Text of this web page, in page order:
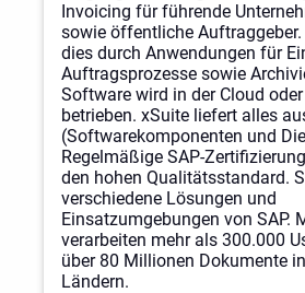
Invoicing für führende
sowie öffentliche
dies durch Anwendungen für
Auftragsprozesse sowie
Software wird in der Cloud
betrieben. xSuite liefert alles
(Softwarekomponenten und
Regelmäßige SAP-
den hohen Qualitätsstandard.
verschiedene Lösungen und
Einsatzumgebungen von SAP.
verarbeiten mehr als 300.000
über 80 Millionen Dokumente
Ländern.